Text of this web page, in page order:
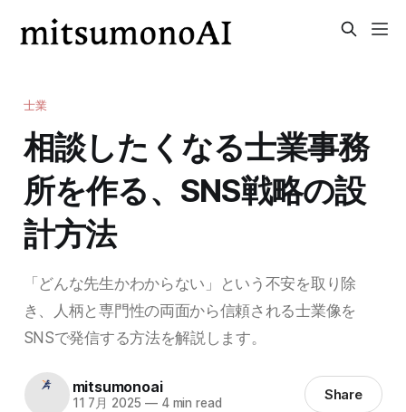
士業
相談したくなる士業事務
所を作る、SNS戦略の設
計方法
「どんな先生かわからない」という不安を取り除
き、人柄と専門性の両面から信頼される士業像を
SNSで発信する方法を解説します。
mitsumonoai
11 7月 2025 —4 min read Share